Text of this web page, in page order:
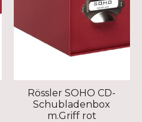
Rössler SOHO CD-
Schubladenbox
m.Griff rot